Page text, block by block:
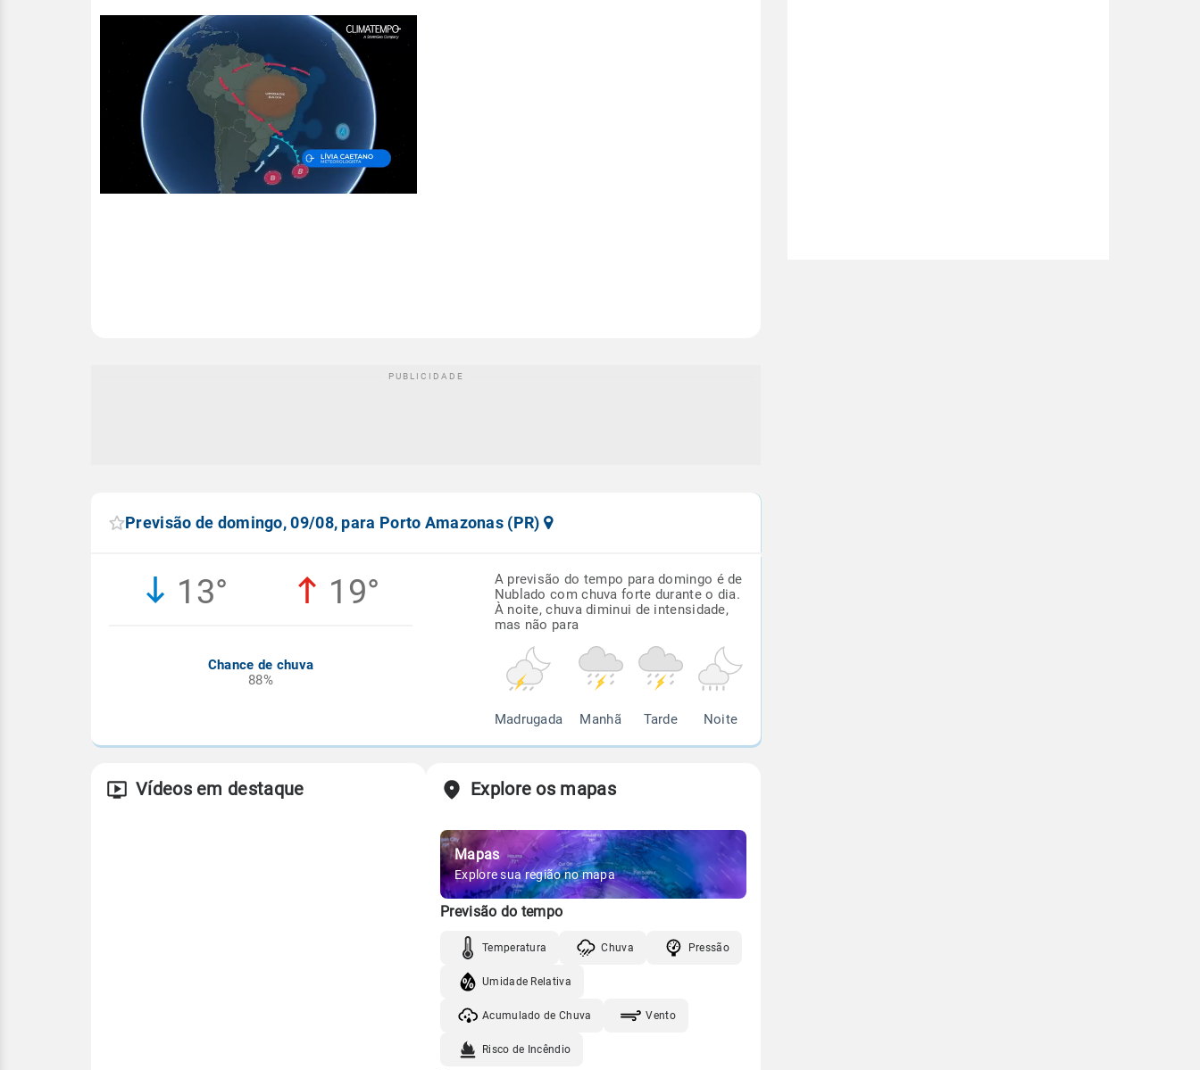
Previsão de domingo, 09/08, para Porto Amazonas (PR)
13° 19°
Chance de chuva
88%
A previsão do tempo para domingo é de
Nublado com chuva forte durante o dia.
À noite, chuva diminui de intensidade,
mas não para
Madrugada Manhã Tarde Noite
Vídeos em destaque Explore os mapas
Mapas
Explore sua região no mapa
Previsão do tempo
Temperatura Chuva Pressão
Umidade Relativa
Acumulado de Chuva Vento
Risco de Incêndio